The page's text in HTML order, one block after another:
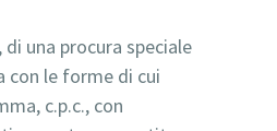
una procura speciale
con le forme di cui
c.p.c., con